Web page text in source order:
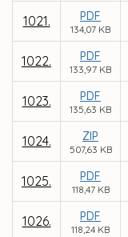
1021. PDF
134,07 KB
1022. PDF
133,97 KB
1023. PDF
135,63 KB
1024. ZIP
507,63 KB
1025. PDF
118,47 KB
1026. PDF
118,24 KB